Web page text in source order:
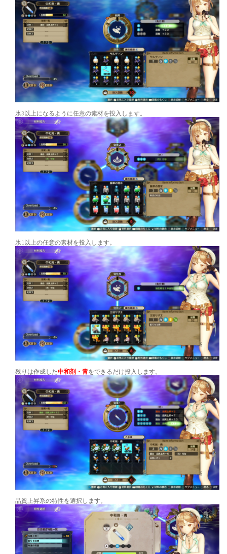
氷3以上になるように任意の素材を投入します。
氷1以上の任意の素材を投入します。
残りは作成した中和剤・青をできるだけ投入します。
品質上昇系の特性を選択します。